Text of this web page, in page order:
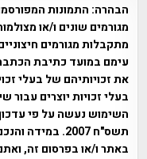
הבהרה: התמונות
מגורמים שונים ו/או
מתקבלות מגורמים
עימם במועד כתיבת
את זכויותיהם של בעלי
בעלי זכויות יוצרים
תשס"ח 2007.
באתר ו/או בפרסום זה,